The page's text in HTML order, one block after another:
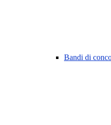
Bandi di